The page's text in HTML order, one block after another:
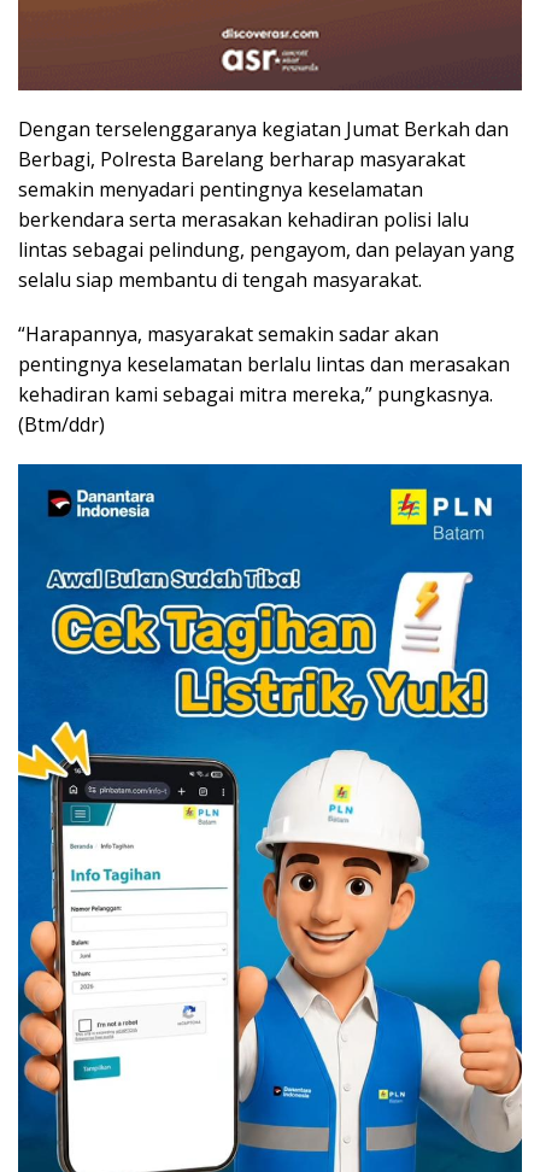
Dengan terselenggaranya kegiatan Jumat Berkah dan
Berbagi, Polresta Barelang berharap masyarakat
semakin menyadari pentingnya keselamatan
berkendara serta merasakan kehadiran polisi lalu
lintas sebagai pelindung, pengayom, dan pelayan yang
selalu siap membantu di tengah masyarakat.
“Harapannya, masyarakat semakin sadar akan
pentingnya keselamatan berlalu lintas dan merasakan
kehadiran kami sebagai mitra mereka,” pungkasnya.
(Btm/ddr)